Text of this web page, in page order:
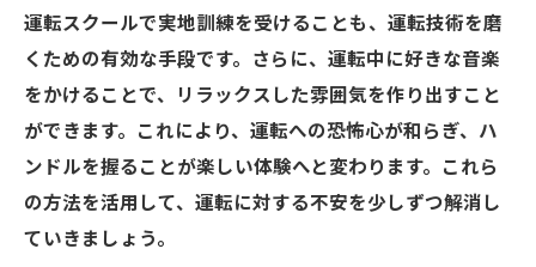
運転スクールで実地訓練を受けることも、運転技術を磨
くための有効な手段です。さらに、運転中に好きな音楽
をかけることで、リラックスした雰囲気を作り出すこと
ができます。これにより、運転への恐怖心が和らぎ、ハ
ンドルを握ることが楽しい体験へと変わります。これら
の方法を活用して、運転に対する不安を少しずつ解消し
ていきましょう。